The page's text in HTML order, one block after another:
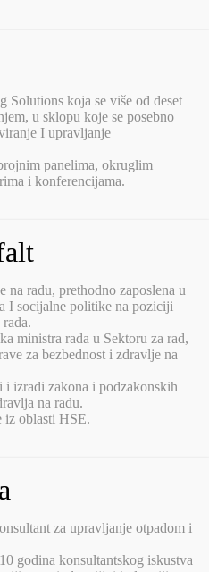
koja se više od deset
u sklopu koje se posebno
I upravljanje
panelima, okruglim
i konferencijama.
na radu, prethodno zaposlena u
I socijalne politike na poziciji
ministra rada u Sektoru za rad,
za bezbednost i zdravlje na
izradi zakona i podzakonskih
na radu.
iz oblasti HSE.
za upravljanje otpadom i
godina konsultantskog iskustva